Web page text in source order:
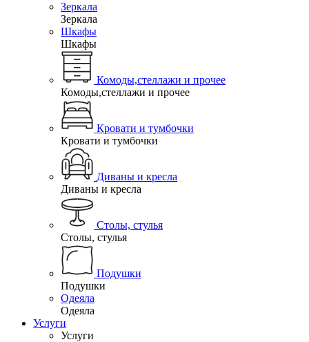
Зеркала
Зеркала
Шкафы
Шкафы
Комоды,стеллажи и прочее
Комоды,стеллажи и прочее
Кровати и тумбочки
Кровати и тумбочки
Диваны и кресла
Диваны и кресла
Столы, стулья
Столы, стулья
Подушки
Подушки
Одеяла
Одеяла
Услуги
Услуги